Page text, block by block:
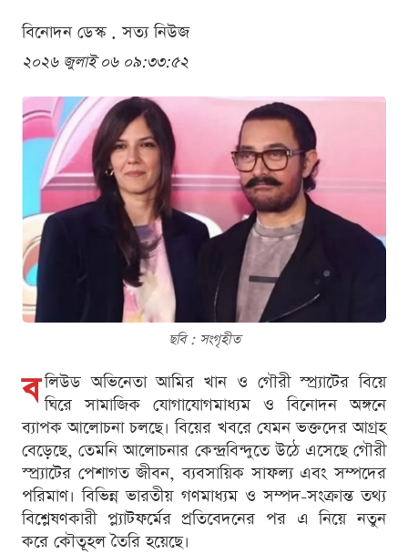
বিনোদন ডেস্ক . সত্য নিউজ
২০২৬ জুলাই ০৬ ০৯:৩৩:৫২
ছবি : সংগৃহীত
ব লিউড অভিনেতা আমির খান ও গৌরী স্প্র্যাটের বিয়ে
ঘিরে সামাজিক যোগাযোগমাধ্যম ও বিনোদন অঙ্গনে
ব্যাপক আলোচনা চলছে। বিয়ের খবরে যেমন ভক্তদের আগ্রহ
বেড়েছে, তেমনি আলোচনার কেন্দ্রবিন্দুতে উঠে এসেছে গৌরী
স্প্র্যাটের পেশাগত জীবন, ব্যবসায়িক সাফল্য এবং সম্পদের
পরিমাণ। বিভিন্ন ভারতীয় গণমাধ্যম ও সম্পদ-সংক্রান্ত তথ্য
বিশ্লেষণকারী প্ল্যাটফর্মের প্রতিবেদনের পর এ নিয়ে নতুন
করে কৌতূহল তৈরি হয়েছে।